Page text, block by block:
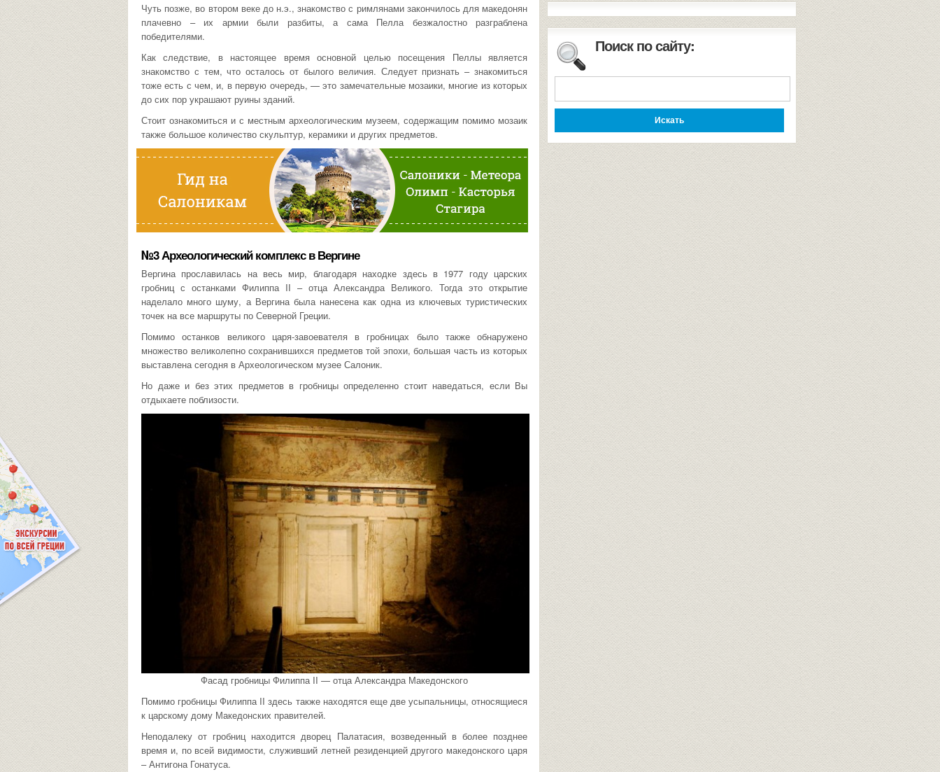
Чуть позже, во втором веке до н.э., знакомство с римлянами закончилось для македонян
плачевно – их армии были разбиты, а сама Пелла безжалостно разграблена
победителями.
Как следствие, в настоящее время основной целью посещения Пеллы является
знакомство с тем, что осталось от былого величия. Следует признать – знакомиться
тоже есть с чем, и, в первую очередь, — это замечательные мозаики, многие из которых
до сих пор украшают руины зданий.
Стоит ознакомиться и с местным археологическим музеем, содержащим помимо мозаик
также большое количество скульптур, керамики и других предметов.
№3 Археологический комплекс в Вергине
Вергина прославилась на весь мир, благодаря находке здесь в 1977 году царских
гробниц с останками Филиппа II – отца Александра Великого. Тогда это открытие
наделало много шуму, а Вергина была нанесена как одна из ключевых туристических
точек на все маршруты по Северной Греции.
Помимо останков великого царя-завоевателя в гробницах было также обнаружено
множество великолепно сохранившихся предметов той эпохи, большая часть из которых
выставлена сегодня в Археологическом музее Салоник.
Но даже и без этих предметов в гробницы определенно стоит наведаться, если Вы
отдыхаете поблизости.
Фасад гробницы Филиппа II — отца Александра Македонского
Помимо гробницы Филиппа II здесь также находятся еще две усыпальницы, относящиеся
к царскому дому Македонских правителей.
Неподалеку от гробниц находится дворец Палатасия, возведенный в более позднее
время и, по всей видимости, служивший летней резиденцией другого македонского царя
– Антигона Гонатуса.
Поиск по сайту: